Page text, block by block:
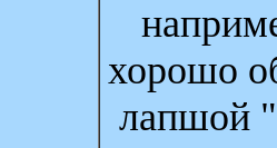
хорошо
лапшой